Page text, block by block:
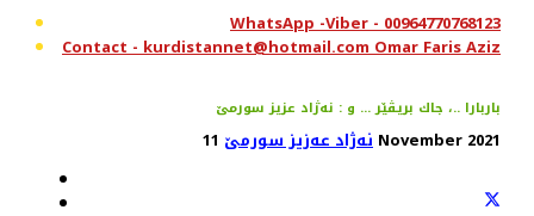
WhatsApp -Viber - 00964770768123
Contact - kurdistannet@hotmail.com Omar Faris Aziz
باربارا ..، جاك بریڤێر ... و : نه‌ژاد عزیز سورمێ
نەژاد عەزیز سورمێ 11 November 2021